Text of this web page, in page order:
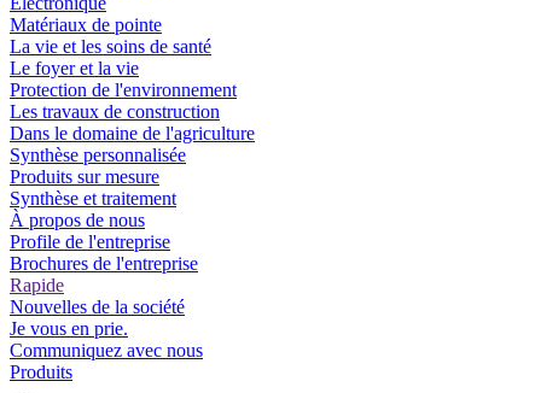
Matériaux de pointe
La vie et les soins de santé
Le foyer et la vie
Protection de l'environnement
Les travaux de construction
Dans le domaine de l'agriculture
Synthèse personnalisée
Produits sur mesure
Synthèse et traitement
À propos de nous
Profile de l'entreprise
Brochures de l'entreprise
Rapide
Nouvelles de la société
Je vous en prie.
Communiquez avec nous
Produits